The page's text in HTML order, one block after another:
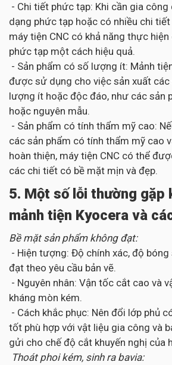
- Chi tiết phức tạp: Khi cần gia
dạng phức tạp hoặc có nhiều chi
máy tiện CNC có khả năng thực
phức tạp một cách hiệu quả.
- Sản phẩm có số lượng ít: Mảnh
được sử dụng cho việc sản xuất
lượng ít hoặc độc đáo, như các sản
hoặc nguyên mẫu.
- Sản phẩm có tính thẩm mỹ cao:
các sản phẩm có tính thẩm mỹ cao
hoàn thiện, máy tiện CNC có thể
các chi tiết có bề mặt mịn và đẹp.
5. Một số lỗi thường gặp
mảnh tiện Kyocera và
Bề mặt sản phẩm không đạt:
- Hiện tượng: Độ chính xác, độ bóng
đạt theo yêu cầu bản vẽ.
- Nguyên nhân: Vận tốc cắt cao và
kháng mòn kém.
- Cách khắc phục: Nên đổi lớp phủ
tốt phù hợp với vật liệu gia công và
gửi cho chế độ cắt khuyến nghị của
Thoát phoi kém, sinh ra bavia: